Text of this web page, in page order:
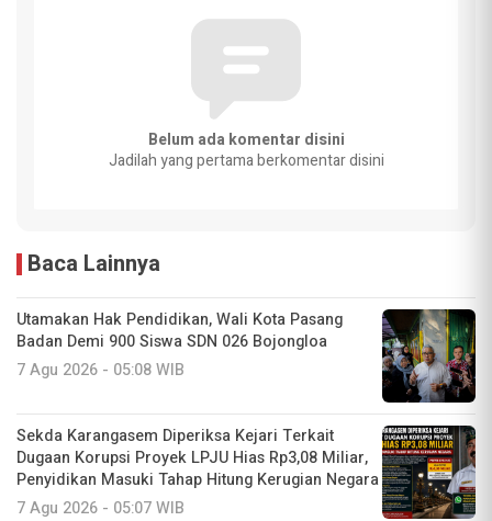
Belum ada komentar disini
Jadilah yang pertama berkomentar disini
Baca Lainnya
Utamakan Hak Pendidikan, Wali Kota Pasang
Badan Demi 900 Siswa SDN 026 Bojongloa
7 Agu 2026 - 05:08 WIB
Sekda Karangasem Diperiksa Kejari Terkait
Dugaan Korupsi Proyek LPJU Hias Rp3,08 Miliar,
Penyidikan Masuki Tahap Hitung Kerugian Negara
7 Agu 2026 - 05:07 WIB